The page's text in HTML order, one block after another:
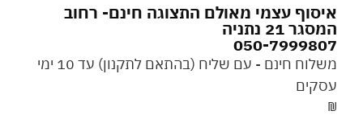
איסוף עצמי מאולם התצוגה חינם- רחוב
המסגר 21 נתניה
050-7999807
משלוח חינם - עם שליח (בהתאם לתקנון) עד 10 ימי
עסקים
₪